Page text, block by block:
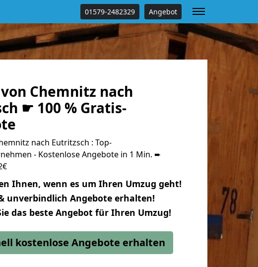
01579-2482329 Angebot
Chemnitz nach
☛ 100 % Gratis-
nach Eutritzsch : Top-
- Kostenlose Angebote in 1 Min. ➨
Ihnen, wenn es um Ihren Umzug geht!
unverbindlich Angebote erhalten!
das beste Angebot für Ihren Umzug!
kostenlose Angebote erhalten